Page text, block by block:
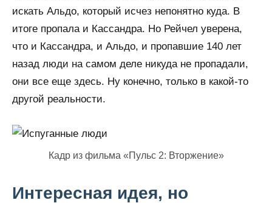
искать Альдо, который исчез непонятно куда. В
итоге пропала и Кассандра. Но Рейчел уверена,
что и Кассандра, и Альдо, и пропавшие 140 лет
назад люди на самом деле никуда не пропадали,
они все еще здесь. Ну конечно, только в какой-то
другой реальности.
Кадр из фильма «Пульс 2: Вторжение»
Интересная идея, но